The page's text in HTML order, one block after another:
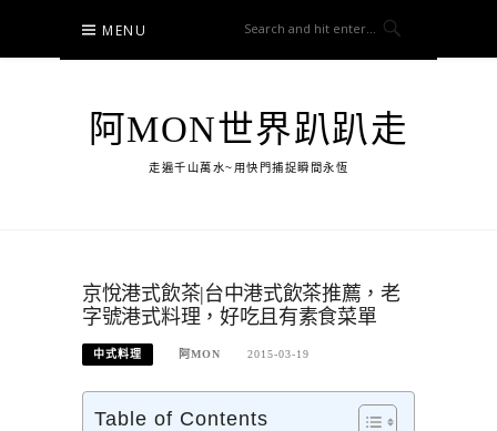
content
MENU
阿MON世界趴趴走
走遍千山萬水~用快門捕捉瞬間永恆
京悅港式飲茶|台中港式飲茶推薦，老
字號港式料理，好吃且有素食菜單
中式料理 阿MON 2015-03-19
Table of Contents